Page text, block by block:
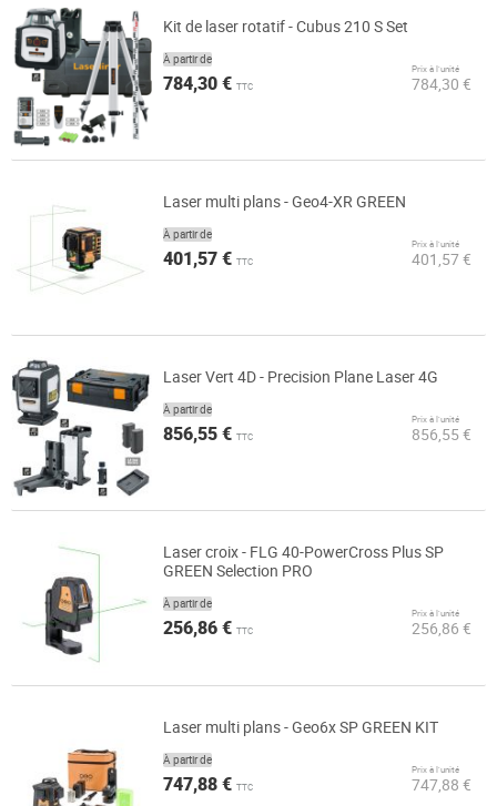
Kit de laser rotatif - Cubus 210 S Set
À partir de
784,30 € TTC
Prix à l’unité
784,30 €
Laser multi plans - Geo4-XR GREEN
À partir de
401,57 € TTC
Prix à l’unité
401,57 €
Laser Vert 4D - Precision Plane Laser 4G
À partir de
856,55 € TTC
Prix à l’unité
856,55 €
Laser croix - FLG 40-PowerCross Plus SP
GREEN Selection PRO
À partir de
256,86 € TTC
Prix à l’unité
256,86 €
Laser multi plans - Geo6x SP GREEN KIT
À partir de
747,88 € TTC
Prix à l’unité
747,88 €